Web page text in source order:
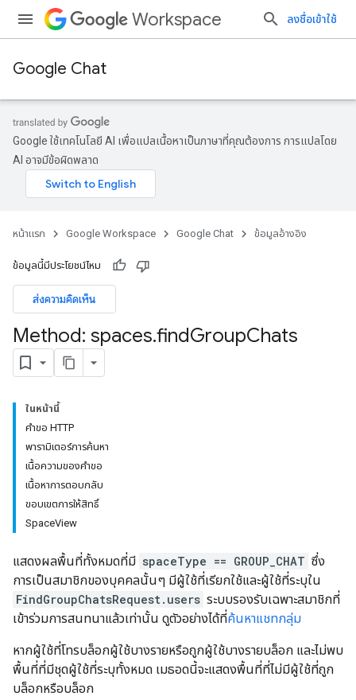
Workspace ลงชื่อเข้าใช้
Google Chat
Google ใช้เทคโนโลยี AI เพื่อแปลเนื้อหาเป็นภาษาที่คุณต้องการ การแปลโดย
AI อาจมีข้อผิดพลาด
หน้าแรก Google Workspace Google Chat ข้อมูลอ้างอิง
ข้อมูลนี้มีประโยชน์ไหม
ส่งความคิดเห็น
Method: spaces.findGroupChats
ในหน้านี้
คำขอ HTTP
พารามิเตอร์การค้นหา
เนื้อความของคำขอ
เนื้อหาการตอบกลับ
ขอบเขตการให้สิทธิ์
SpaceView
แสดงผลพื้นที่ทั้งหมดที่มี spaceType == GROUP_CHAT ซึ่ง
การเป็นสมาชิกของบุคคลนั้นๆ มีผู้ใช้ที่เรียกใช้และผู้ใช้ที่ระบุใน
FindGroupChatsRequest.users ระบบรองรับเฉพาะสมาชิกที่
เข้าร่วมการสนทนาแล้วเท่านั้น ดูตัวอย่างได้ที่ค้นหาแชทกลุ่ม
หากผู้ใช้ที่โทรบล็อกผู้ใช้บางรายหรือถูกผู้ใช้บางรายบล็อก และไม่พบ
พื้นที่ที่มีชุดผู้ใช้ที่ระบุทั้งหมด เมธอดนี้จะแสดงพื้นที่ที่ไม่มีผู้ใช้ที่ถูก
บล็อกหรือบล็อก